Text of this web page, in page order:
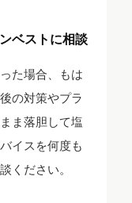
ベストに相談
た場合、もは
の対策やプラ
ま落胆して塩
イスを何度も
ください。